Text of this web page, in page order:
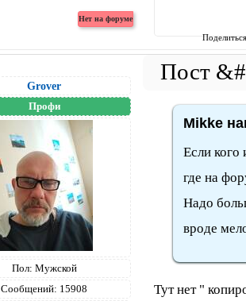
Grover
Профи
Пол: Мужской
Сообщений: 15908
Mikke
Если кого
где на
Надо
вроде
Тут нет "